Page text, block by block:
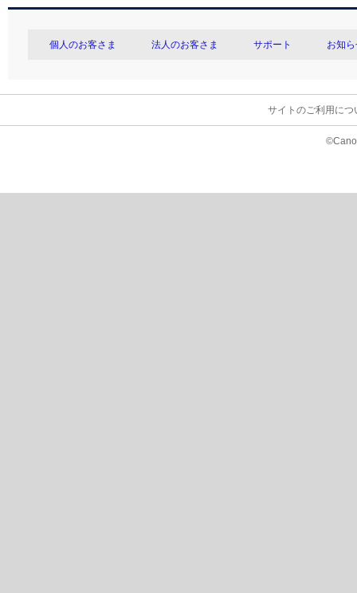
個人のお客さま 法人のお客さま サポート お知
サイトのご利用につ